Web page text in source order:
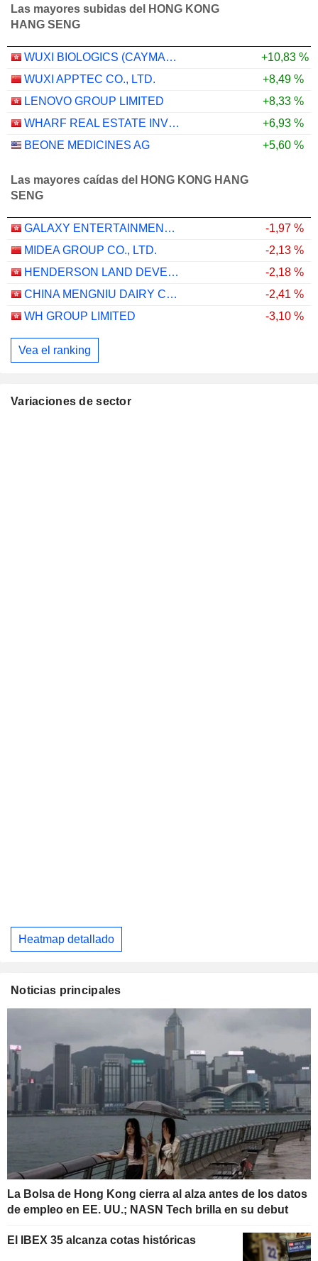
Las mayores subidas del HONG KONG
HANG SENG
WUXI BIOLOGICS (CAYMAN) INC.
+10,83 %
WUXI APPTEC CO., LTD.
+8,49 %
LENOVO GROUP LIMITED
+8,33 %
WHARF REAL ESTATE INVESTMENT COMPANY LIMITED
+6,93 %
BEONE MEDICINES AG
+5,60 %
Las mayores caídas del HONG KONG HANG
SENG
GALAXY ENTERTAINMENT GROUP LIMITED
-1,97 %
MIDEA GROUP CO., LTD.
-2,13 %
HENDERSON LAND DEVELOPMENT COMPANY LIMITED
-2,18 %
CHINA MENGNIU DAIRY COMPANY LIMITED
-2,41 %
WH GROUP LIMITED
-3,10 %
Vea el ranking
Variaciones de sector
Heatmap detallado
Noticias principales
La Bolsa de Hong Kong cierra al alza antes de los datos
de empleo en EE. UU.; NASN Tech brilla en su debut
El IBEX 35 alcanza cotas históricas